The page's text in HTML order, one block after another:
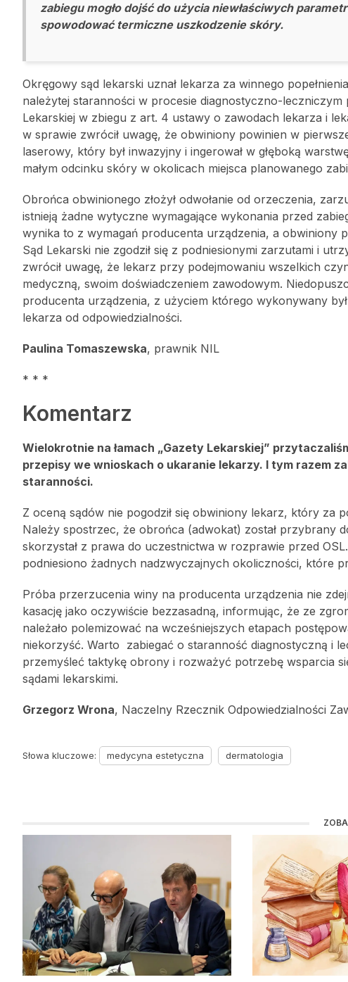
zabiegu mogło dojść do użycia niewłaściwych
spowodować termiczne uszkodzenie skóry.
Okręgowy sąd lekarski uznał lekarza za winnego
należytej staranności w procesie diagnostyczno-
Lekarskiej w zbiegu z art. 4 ustawy o zawodach lekarza i
w sprawie zwrócił uwagę, że obwiniony powinien w
laserowy, który był inwazyjny i ingerował w głęboką
małym odcinku skóry w okolicach miejsca planowanego
Obrońca obwinionego złożył odwołanie od orzeczenia,
istnieją żadne wytyczne wymagające wykonania przed
wynika to z wymagań producenta urządzenia, a obwiniony
Sąd Lekarski nie zgodził się z podniesionymi zarzutami i
zwrócił uwagę, że lekarz przy podejmowaniu wszelkich
medyczną, swoim doświadczeniem zawodowym.
producenta urządzenia, z użyciem którego wykonywany
lekarza od odpowiedzialności.
Paulina Tomaszewska, prawnik NIL
* * *
Komentarz
Wielokrotnie na łamach „Gazety Lekarskiej”
przepisy we wnioskach o ukaranie lekarzy. I tym razem
staranności.
Z oceną sądów nie pogodził się obwiniony lekarz, który za
Należy spostrzec, że obrońca (adwokat) został przybrany
skorzystał z prawa do uczestnictwa w rozprawie przed
podniesiono żadnych nadzwyczajnych okoliczności, które
Próba przerzucenia winy na producenta urządzenia nie
kasację jako oczywiście bezzasadną, informując, że ze
należało polemizować na wcześniejszych etapach
niekorzyść. Warto zabiegać o staranność diagnostyczną i
przemyśleć taktykę obrony i rozważyć potrzebę wsparcia
sądami lekarskimi.
Grzegorz Wrona, Naczelny Rzecznik Odpowiedzialności
Słowa kluczowe: medycyna estetyczna dermatologia